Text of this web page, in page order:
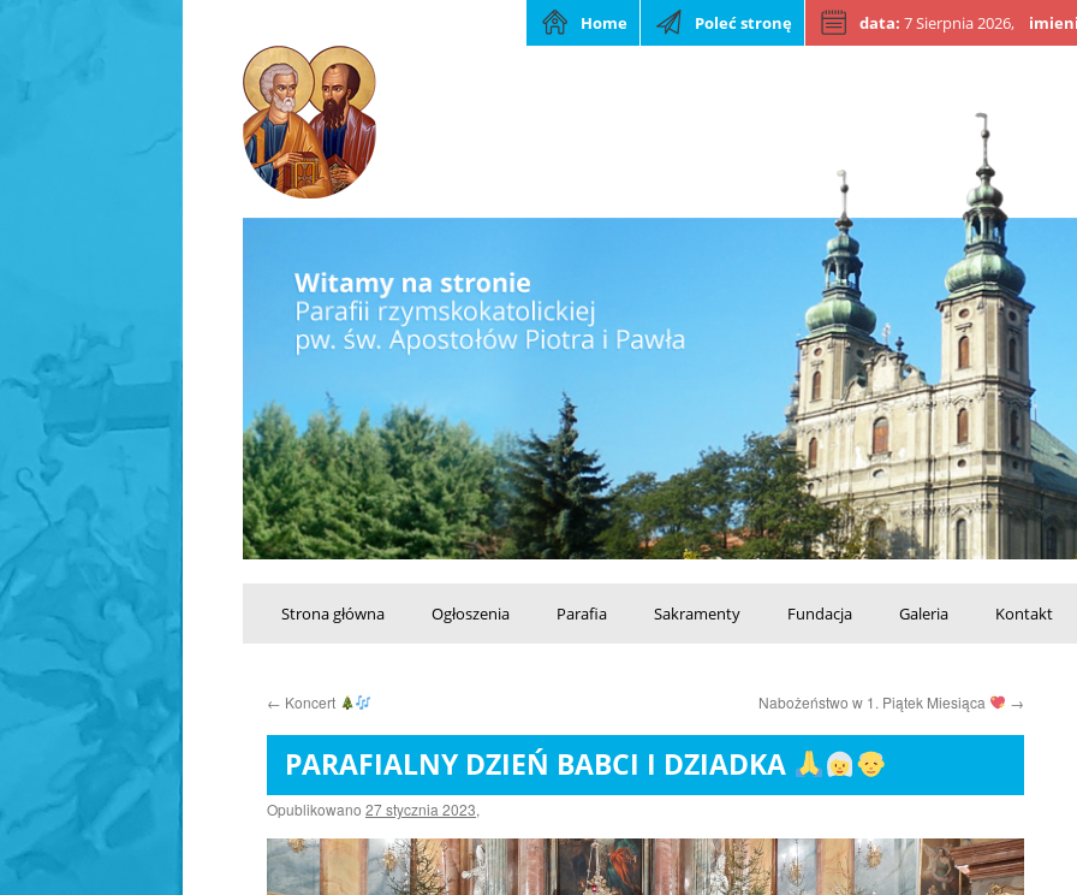
data: 7 Sierpnia 2026,
Poleć stronę
Home
Przeskocz
treści
Strona główna Ogłoszenia Parafia Sakramenty Fundacja Galeria Kontakt
← Koncert Nabożeństwo w 1. Piątek Miesiąca →
PARAFIALNY DZIEŃ BABCI I DZIADKA
Opublikowano 27 stycznia 2023,